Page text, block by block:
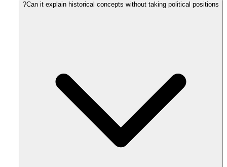
Can it explain historical concepts without taking political positions?